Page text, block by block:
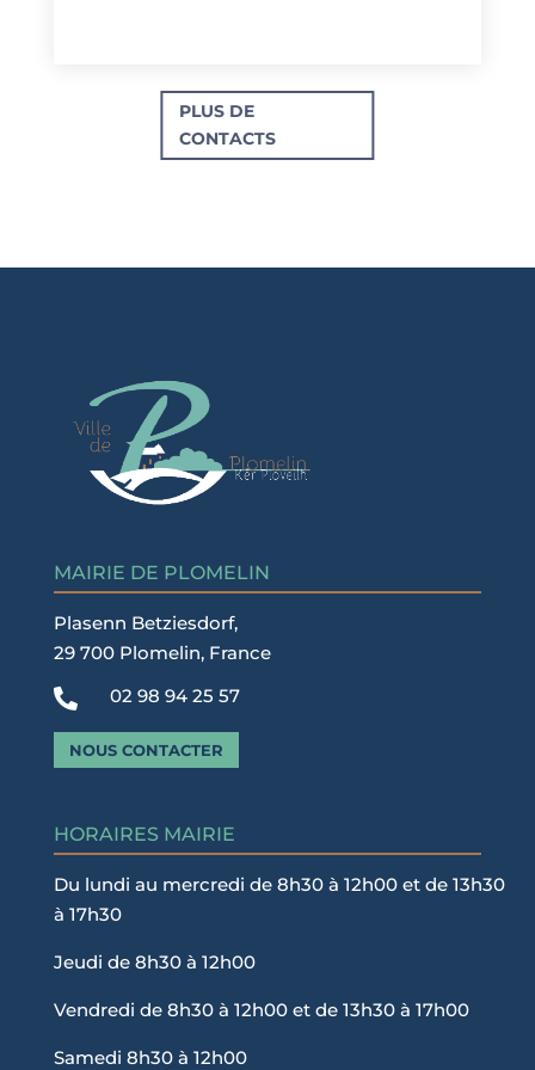
PLUS DE
CONTACTS
MAIRIE DE PLOMELIN
Plasenn Betziesdorf,
29 700 Plomelin, France
 02 98 94 25 57
NOUS CONTACTER
HORAIRES MAIRIE
Du lundi au mercredi de 8h30 à 12h00 et de 13h30
à 17h30
Jeudi de 8h30 à 12h00
Vendredi de 8h30 à 12h00 et de 13h30 à 17h00
Samedi 8h30 à 12h00